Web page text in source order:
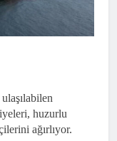
huzurlu
ağırlıyor.